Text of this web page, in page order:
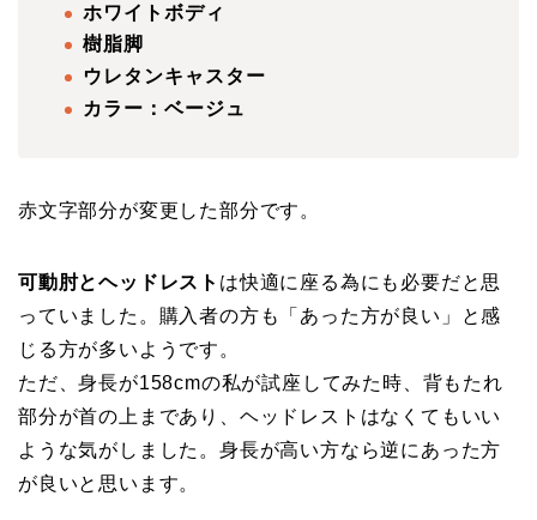
ホワイトボディ
樹脂脚
ウレタンキャスター
カラー：ベージュ
赤文字部分が変更した部分です。
可動肘とヘッドレスト は快適に座る為にも必要だと思
っていました。購入者の方も「あった方が良い」と感
じる方が多いようです。
ただ、身長が158cmの私が試座してみた時、背もたれ
部分が首の上まであり、ヘッドレストはなくてもいい
ような気がしました。身長が高い方なら逆にあった方
が良いと思います。